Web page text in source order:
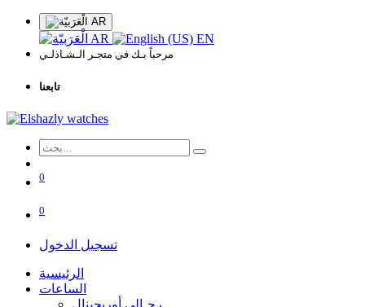
AR
AR EN
مرحباً بـك في متجـر الـشـاذلـي
تابعنا
0
0
تسجيل الدخول
الرئيسية
الساعات
رجـالي أوريجينال